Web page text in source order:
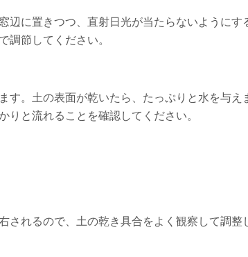
辺に置きつつ、直射日光が当たらないように
調節してください。
す。土の表面が乾いたら、たっぷりと水を与
りと流れることを確認してください。
されるので、土の乾き具合をよく観察して調整